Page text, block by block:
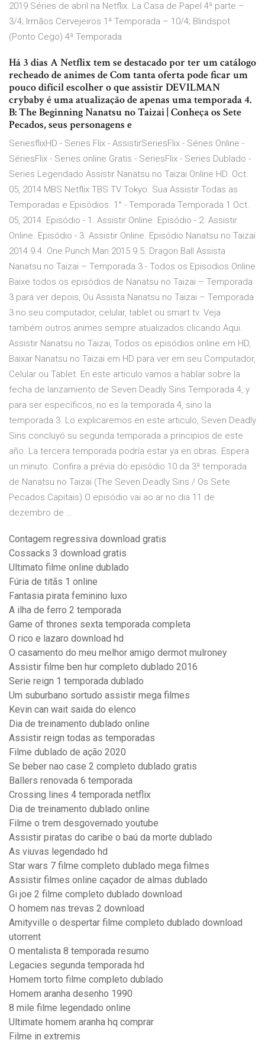
2019 Séries de abril na Netflix. La Casa de Papel 4ª parte –
3/4; Irmãos Cervejeiros 1ª Temporada – 10/4; Blindspot
(Ponto Cego) 4ª Temporada
Há 3 dias A Netflix tem se destacado por ter um catálogo
recheado de animes de Com tanta oferta pode ficar um
pouco difícil escolher o que assistir DEVILMAN
crybaby é uma atualização de apenas uma temporada 4.
B: The Beginning Nanatsu no Taizai | Conheça os Sete
Pecados, seus personagens e
SeriesflixHD - Series Flix - AssistirSeriesFlix - Séries Online -
SériesFlix - Series online Gratis - SeriesFlix - Series Dublado -
Series Legendado Assistir Nanatsu no Taizai Online HD. Oct.
05, 2014 MBS Netflix TBS TV Tokyo. Sua Assistir Todas as
Temporadas e Episódios. 1° - Temporada Temporada 1 Oct.
05, 2014. Episódio - 1. Assistir Online. Episódio - 2. Assistir
Online. Episódio - 3. Assistir Online. Episódio Nanatsu no Taizai
2014 9.4. One Punch Man 2015 9.5. Dragon Ball Assista
Nanatsu no Taizai – Temporada 3 - Todos os Episodios Online
Baixe todos os episódios de Nanatsu no Taizai – Temporada
3 para ver depois, Ou Assista Nanatsu no Taizai – Temporada
3 no seu computador, celular, tablet ou smart tv. Veja
também outros animes sempre atualizados clicando Aqui.
Assistir Nanatsu no Taizai, Todos os episódios online em HD,
Baixar Nanatsu no Taizai em HD para ver em seu Computador,
Celular ou Tablet. En este articulo vamos a hablar sobre la
fecha de lanzamiento de Seven Deadly Sins Temporada 4, y
para ser específicos, no es la temporada 4, sino la
temporada 3. Lo explicaremos en este articulo, Seven Deadly
Sins concluyó su segunda temporada a principios de este
año. La tercera temporada podría estar ya en obras. Espera
un minuto. Confira a prévia do episódio 10 da 3ª temporada
de Nanatsu no Taizai (The Seven Deadly Sins / Os Sete
Pecados Capitais).O episódio vai ao ar no dia 11 de
dezembro de …
Contagem regressiva download gratis
Cossacks 3 download gratis
Ultimato filme online dublado
Fúria de titãs 1 online
Fantasia pirata feminino luxo
A ilha de ferro 2 temporada
Game of thrones sexta temporada completa
O rico e lazaro download hd
O casamento do meu melhor amigo dermot mulroney
Assistir filme ben hur completo dublado 2016
Serie reign 1 temporada dublado
Um suburbano sortudo assistir mega filmes
Kevin can wait saida do elenco
Dia de treinamento dublado online
Assistir reign todas as temporadas
Filme dublado de ação 2020
Se beber nao case 2 completo dublado gratis
Ballers renovada 6 temporada
Crossing lines 4 temporada netflix
Dia de treinamento dublado online
Filme o trem desgovernado youtube
Assistir piratas do caribe o baú da morte dublado
As viuvas legendado hd
Star wars 7 filme completo dublado mega filmes
Assistir filmes online caçador de almas dublado
Gi joe 2 filme completo dublado download
O homem nas trevas 2 download
Amityville o despertar filme completo dublado download
utorrent
O mentalista 8 temporada resumo
Legacies segunda temporada hd
Homem torto filme completo dublado
Homem aranha desenho 1990
8 mile filme legendado online
Ultimate homem aranha hq comprar
Filme in extremis